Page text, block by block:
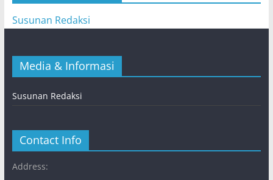
Susunan Redaksi
Media & Informasi
Susunan Redaksi
Contact Info
Address: